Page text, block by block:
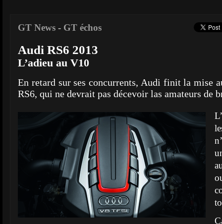
GT News - GT échos
Audi RS6 2013
L’adieu au V10
En retard sur ses concurrents, Audi finit la mise
RS6, qui ne devrait pas décevoir las amateurs de